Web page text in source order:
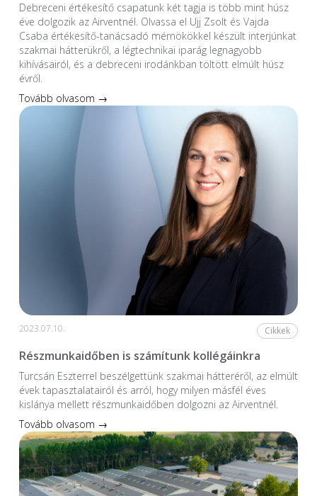
Debreceni értékesítő csapatunk két tagja is több mint húsz
éve dolgozik az Airventnél. Olvassa el Ujj Zsolt és Vajda
Csaba értékesítő-tanácsadó mérnökökkel készült interjúnkat
szakmai hátterükről, a légtechnikai iparág legnagyobb
kihívásairól, és a debreceni irodánkban töltött elmúlt húsz
évről.
Tovább olvasom →
2023.07.10. Cikkek
Részmunkaidőben is számítunk kollégáinkra
Turcsán Eszterrel beszélgettünk szakmai hátteréről, az elmúlt
évek tapasztalatairól és arról, hogy milyen másfél éves
kislánya mellett részmunkaidőben dolgozni az Airventnél.
Tovább olvasom →